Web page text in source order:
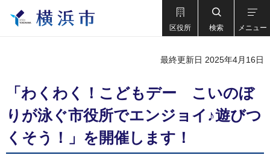
区役所 検索 メニュー
最終更新日 2025年4月16日
「わくわく！こどもデー こいのぼ
りが泳ぐ市役所でエンジョイ♪遊びつ
くそう！」を開催します！